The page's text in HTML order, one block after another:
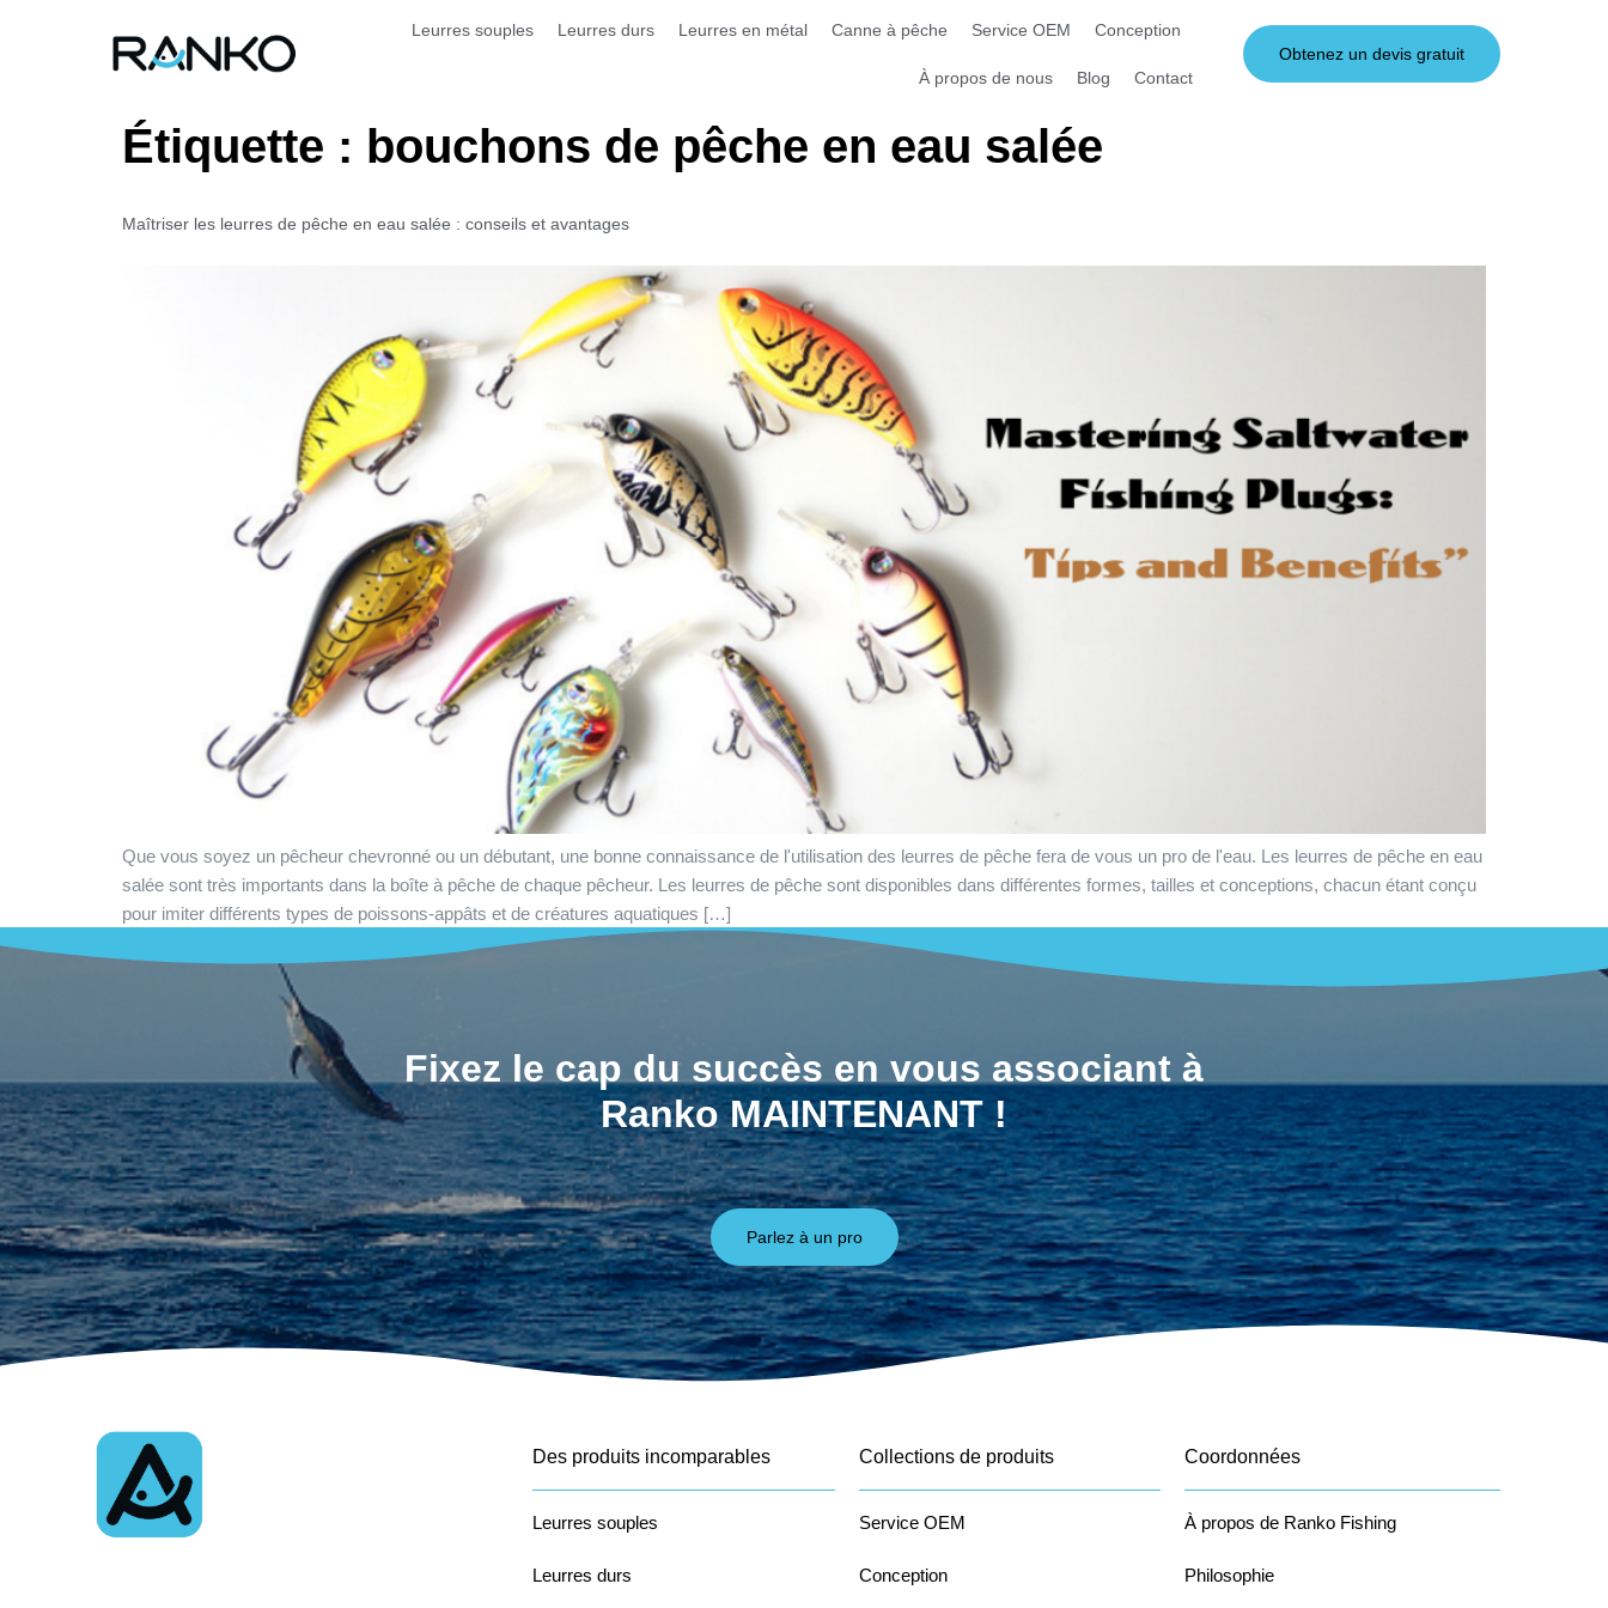
Leurres souples Leurres durs Leurres en métal Canne à pêche Service OEM Conception
À propos de nous Blog Contact
Obtenez un devis gratuit
Étiquette : bouchons de pêche en eau salée
Maîtriser les leurres de pêche en eau salée : conseils et avantages
Que vous soyez un pêcheur chevronné ou un débutant, une bonne connaissance de l'utilisation des leurres de pêche fera de vous un pro de l'eau. Les leurres de pêche en eau
salée sont très importants dans la boîte à pêche de chaque pêcheur. Les leurres de pêche sont disponibles dans différentes formes, tailles et conceptions, chacun étant conçu
pour imiter différents types de poissons-appâts et de créatures aquatiques […]
Fixez le cap du succès en vous associant à
Ranko MAINTENANT !
Parlez à un pro
Des produits incomparables
Leurres souples
Leurres durs
Collections de produits
Service OEM
Conception
Coordonnées
À propos de Ranko Fishing
Philosophie